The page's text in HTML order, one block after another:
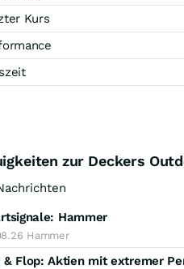
Kurs
zur Deckers
Hammer
Hammer
& Flop: Aktien mit extremer